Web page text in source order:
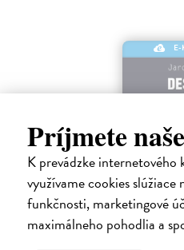
Príjmete
K prevádzke
využívame cookies slúžiace
funkčnosti, marketingové
maximálneho pohodlia a
Desatero pohybů -